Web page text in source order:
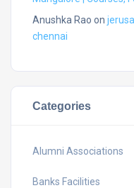
Anushka Rao on
chennai
Categories
Alumni Associations
Banks Facilities